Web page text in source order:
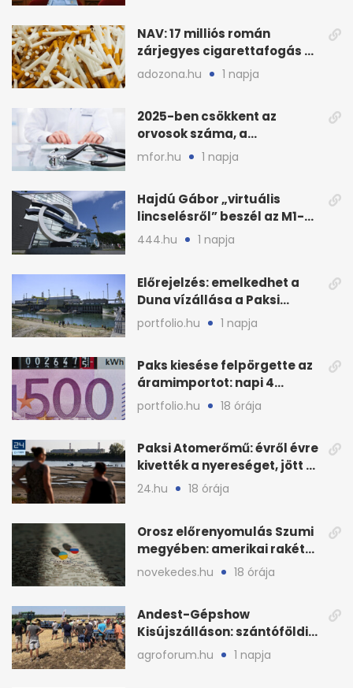
NAV: 17 milliós román
zárjegyes cigarettafogás az
M1-esen
adozona.hu 1 napja
2025-ben csökkent az
orvosok száma, a
háziorvosokra még több
mfor.hu 1 napja
Hajdú Gábor „virtuális
lincselésről” beszél az M1-
ből kirúgása után
444.hu 1 napja
Előrejelzés: emelkedhet a
Duna vízállása a Paksi
Atomerőműnél
portfolio.hu 1 napja
Paks kiesése felpörgette az
áramimportot: napi 4
milliárd forintos számla
portfolio.hu 18 órája
Paksi Atomerőmű: évről évre
kivették a nyereséget, jött a
baj
24.hu 18 órája
Orosz előrenyomulás Szumi
megyében: amerikai rakéták
is zsákmányként
novekedes.hu 18 órája
Andest-Gépshow
Kisújszálláson: szántóföldi
bemutató 2026. augusztus
12-én
agroforum.hu 1 napja